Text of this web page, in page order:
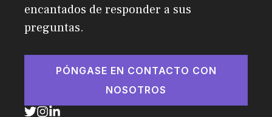
encantados de responder a sus
preguntas.
PÓNGASE EN CONTACTO CON
NOSOTROS